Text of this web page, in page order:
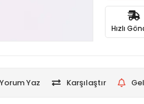
Hızlı
Yorum Yaz Karşılaştır